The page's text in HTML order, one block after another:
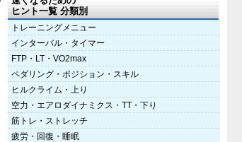
ヒント一覧 分類別
トレーニングメニュー
インターバル・タイマー
FTP・LT・VO2max
ペダリング・ポジション・スキル
ヒルクライム・上り
空力・エアロダイナミクス・TT・下り
筋トレ・ストレッチ
疲労・回復・睡眠